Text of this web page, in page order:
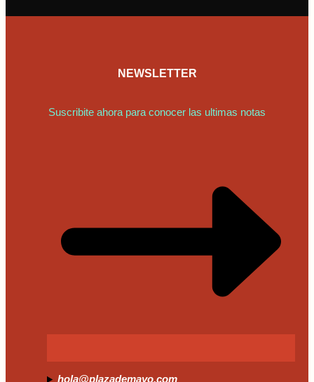
NEWSLETTER
Suscribite ahora para conocer las ultimas notas
hola@plazademayo.com